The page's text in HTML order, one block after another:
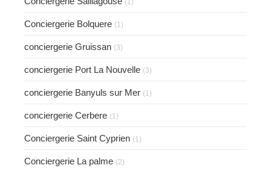
Conciergerie Bolquere (1)
conciergerie Gruissan (3)
conciergerie Port La Nouvelle (3)
conciergerie Banyuls sur Mer (1)
conciergerie Cerbere (1)
Conciergerie Saint Cyprien (1)
Conciergerie La palme (2)